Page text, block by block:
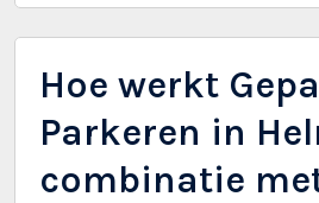
Hoe werkt
Parkeren in
combinatie